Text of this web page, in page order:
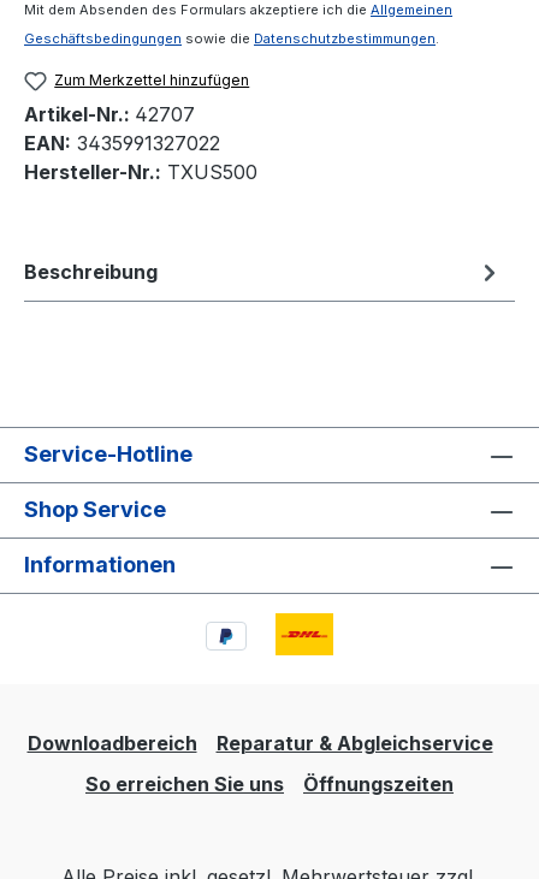
Mit dem Absenden des Formulars akzeptiere ich die Allgemeinen
Geschäftsbedingungen sowie die Datenschutzbestimmungen.
Zum Merkzettel hinzufügen
Artikel-Nr.: 42707
EAN: 3435991327022
Hersteller-Nr.: TXUS500
Beschreibung
Service-Hotline
Shop Service
Informationen
Downloadbereich
Reparatur & Abgleichservice
So erreichen Sie uns
Öffnungszeiten